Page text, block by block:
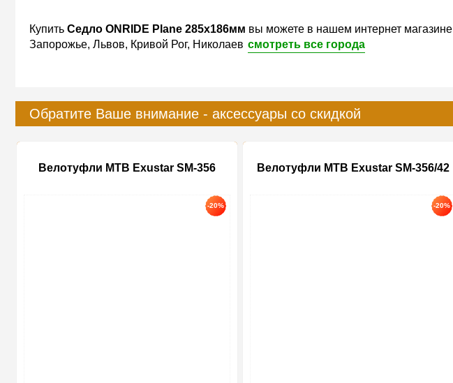
Купить Сeдло ONRIDE Plane 285х186мм вы можете в нашем интернет магазине
Запорожье, Львов, Кривой Рог, Николаев смотреть все города
Обратите Ваше внимание - аксессуары со скидкой
Велотуфли MTB Exustar SM-356
-20%
Велотуфли MTB Exustar SM-356/42
-20%